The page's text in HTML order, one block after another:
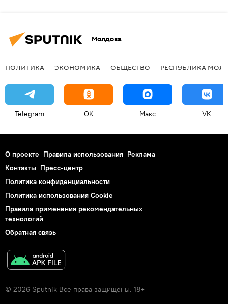
Молдова
ПОЛИТИКА ЭКОНОМИКА ОБЩЕСТВО РЕСПУБЛИКА
Telegram OK Макс VK
О проекте Правила использования Реклама
Контакты Пресс-центр
Политика конфиденциальности
Политика использования Cookie
Правила применения рекомендательных
технологий
Обратная связь
© 2026 Sputnik Все права защищены. 18+